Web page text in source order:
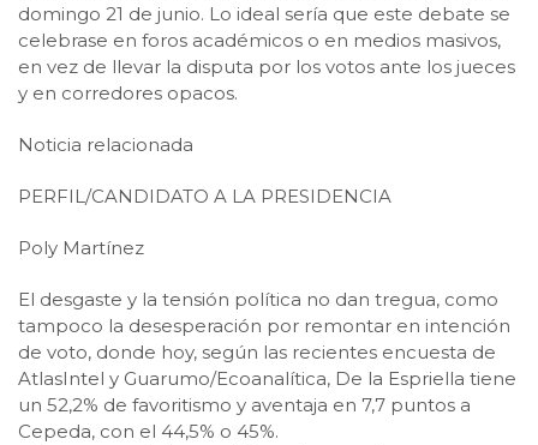
domingo 21 de junio. Lo ideal sería que este debate se
celebrase en foros académicos o en medios masivos,
en vez de llevar la disputa por los votos ante los jueces
y en corredores opacos.
Noticia relacionada
PERFIL/CANDIDATO A LA PRESIDENCIA
Poly Martínez
El desgaste y la tensión política no dan tregua, como
tampoco la desesperación por remontar en intención
de voto, donde hoy, según las recientes encuesta de
AtlasIntel y Guarumo/Ecoanalítica, De la Espriella tiene
un 52,2% de favoritismo y aventaja en 7,7 puntos a
Cepeda, con el 44,5% o 45%.